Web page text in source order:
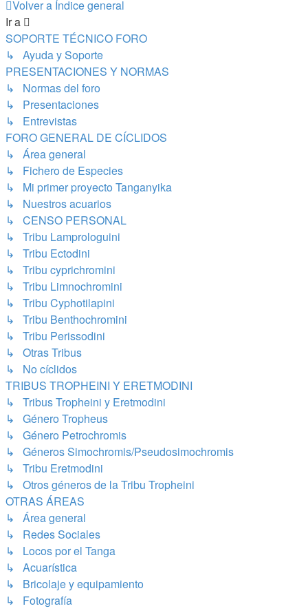
Volver a Índice general
Ir a
SOPORTE TÉCNICO FORO
↳ Ayuda y Soporte
PRESENTACIONES Y NORMAS
↳ Normas del foro
↳ Presentaciones
↳ Entrevistas
FORO GENERAL DE CÍCLIDOS
↳ Área general
↳ Fichero de Especies
↳ Mi primer proyecto Tanganyika
↳ Nuestros acuarios
↳ CENSO PERSONAL
↳ Tribu Lamprologuini
↳ Tribu Ectodini
↳ Tribu cyprichromini
↳ Tribu Limnochromini
↳ Tribu Cyphotilapini
↳ Tribu Benthochromini
↳ Tribu Perissodini
↳ Otras Tribus
↳ No cíclidos
TRIBUS TROPHEINI Y ERETMODINI
↳ Tribus Tropheini y Eretmodini
↳ Género Tropheus
↳ Género Petrochromis
↳ Géneros Simochromis/Pseudosimochromis
↳ Tribu Eretmodini
↳ Otros géneros de la Tribu Tropheini
OTRAS ÁREAS
↳ Área general
↳ Redes Sociales
↳ Locos por el Tanga
↳ Acuarística
↳ Bricolaje y equipamiento
↳ Fotografía